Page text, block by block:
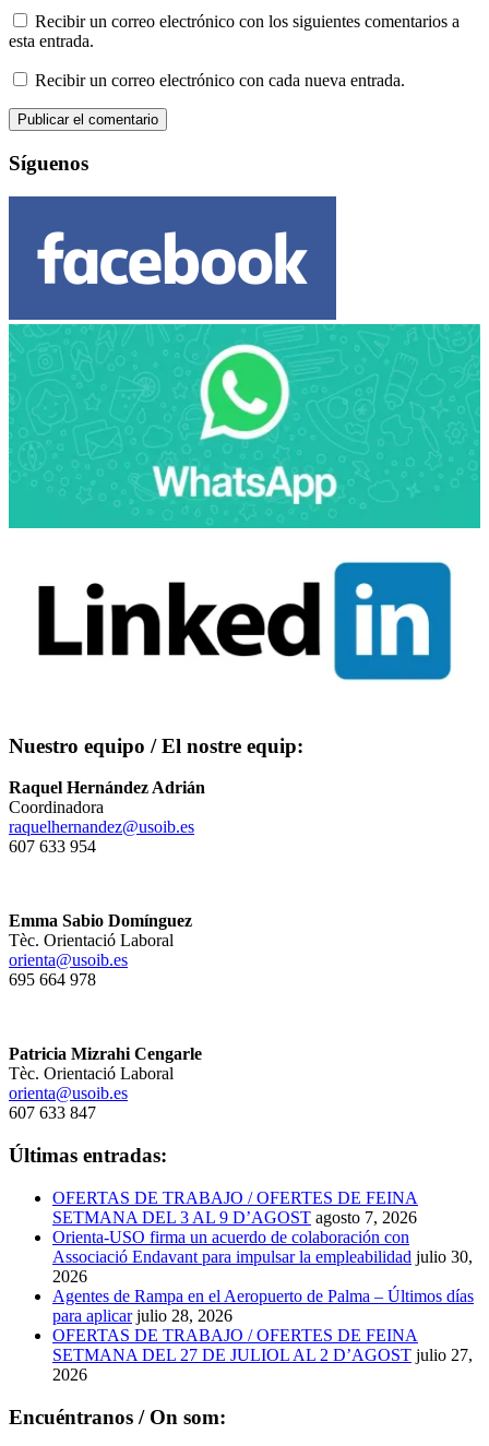
Recibir un correo electrónico con los siguientes comentarios a
esta entrada.
Recibir un correo electrónico con cada nueva entrada.
Síguenos
Nuestro equipo / El nostre equip:
Raquel Hernández Adrián
Coordinadora
raquelhernandez@usoib.es
607 633 954
Emma Sabio Domínguez
Tèc. Orientació Laboral
orienta@usoib.es
695 664 978
Patricia Mizrahi Cengarle
Tèc. Orientació Laboral
orienta@usoib.es
607 633 847
Últimas entradas:
OFERTAS DE TRABAJO / OFERTES DE FEINA
SETMANA DEL 3 AL 9 D’AGOST agosto 7, 2026
Orienta-USO firma un acuerdo de colaboración con
Associació Endavant para impulsar la empleabilidad julio 30,
2026
Agentes de Rampa en el Aeropuerto de Palma – Últimos días
para aplicar julio 28, 2026
OFERTAS DE TRABAJO / OFERTES DE FEINA
SETMANA DEL 27 DE JULIOL AL 2 D’AGOST julio 27,
2026
Encuéntranos / On som: